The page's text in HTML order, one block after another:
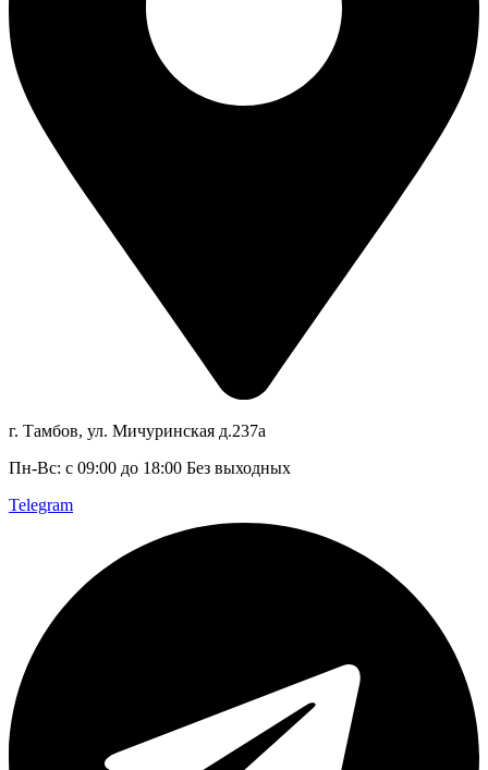
г. Тамбов, ул. Мичуринская д.237а
Пн-Вс: с 09:00 до 18:00 Без выходных
Telegram